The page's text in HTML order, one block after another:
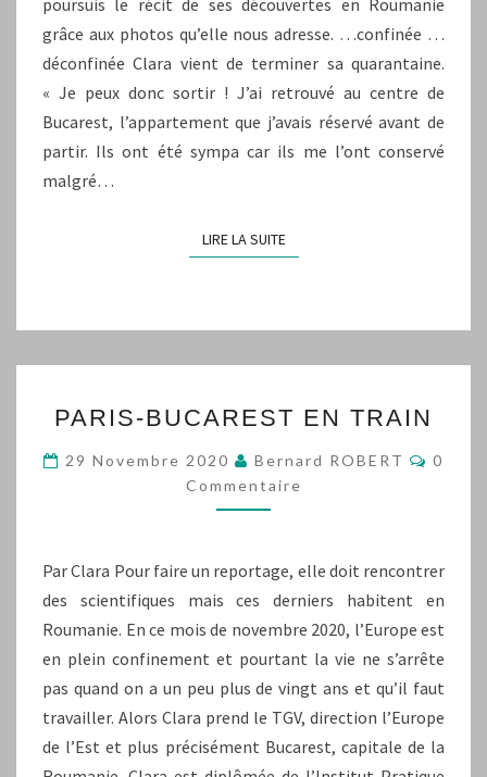
poursuis le récit de ses découvertes en Roumanie
grâce aux photos qu’elle nous adresse. …confinée …
déconfinée Clara vient de terminer sa quarantaine.
« Je peux donc sortir ! J’ai retrouvé au centre de
Bucarest, l’appartement que j’avais réservé avant de
partir. Ils ont été sympa car ils me l’ont conservé
malgré…
LIRE LA SUITELIRE LA SUITE
BUCAREST
EN
TRAIN
PARIS-BUCAREST EN TRAIN
29 Novembre 2020 Bernard ROBERT
0
Commentaire
Par Clara Pour faire un reportage, elle doit rencontrer
des scientifiques mais ces derniers habitent en
Roumanie. En ce mois de novembre 2020, l’Europe est
en plein confinement et pourtant la vie ne s’arrête
pas quand on a un peu plus de vingt ans et qu’il faut
travailler. Alors Clara prend le TGV, direction l’Europe
de l’Est et plus précisément Bucarest, capitale de la